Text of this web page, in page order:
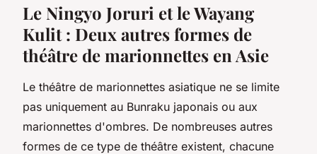
Le Ningyo Joruri et le Wayang
Kulit : Deux autres formes de
théâtre de marionnettes en Asie
Le théâtre de marionnettes asiatique ne se limite
pas uniquement au Bunraku japonais ou aux
marionnettes d'ombres. De nombreuses autres
formes de ce type de théâtre existent, chacune